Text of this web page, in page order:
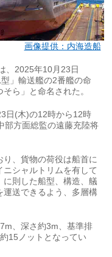
画像提供：内海造船
、2025年10月23日
」輸送艦の2番艦の命
ら」と命名された。
日(木)の12時から12時
部方面総監の遠藤充陸将
、貨物の荷役は船首に
シャルトリムを有して
則した船型、構造、艤
運送できるよう、多層構
、深さ約3m、基準排
15ノットとなってい